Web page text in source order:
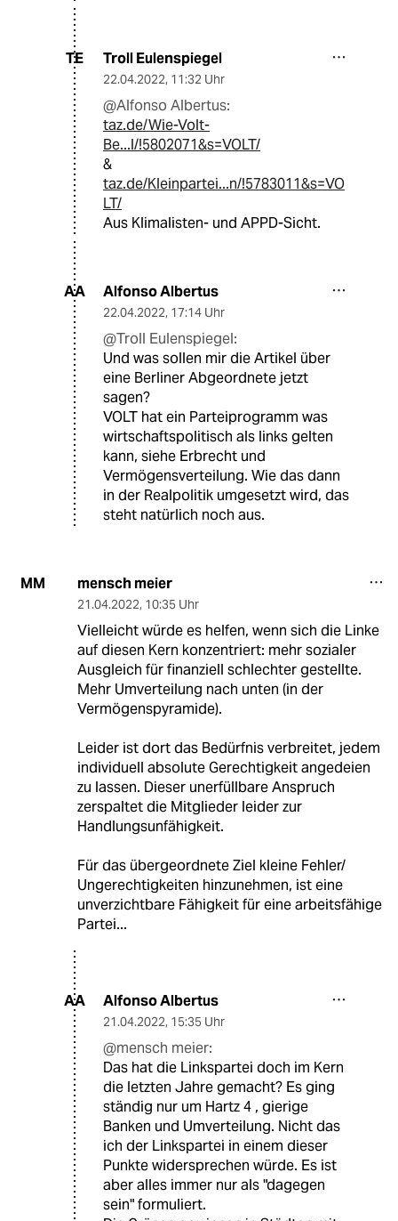
TE Troll Eulenspiegel
22.04.2022, 11:32 Uhr
@Alfonso Albertus:
taz.de/Wie-Volt-
Be...l/!5802071&s=VOLT/
&
taz.de/Kleinpartei...n/!5783011&s=VO
LT/
Aus Klimalisten- und APPD-Sicht.
AA Alfonso Albertus
22.04.2022, 17:14 Uhr
@Troll Eulenspiegel:
Und was sollen mir die Artikel über
eine Berliner Abgeordnete jetzt
sagen?
VOLT hat ein Parteiprogramm was
wirtschaftspolitisch als links gelten
kann, siehe Erbrecht und
Vermögensverteilung. Wie das dann
in der Realpolitik umgesetzt wird, das
steht natürlich noch aus.
MM mensch meier
21.04.2022, 10:35 Uhr
Vielleicht würde es helfen, wenn sich die Linke
auf diesen Kern konzentriert: mehr sozialer
Ausgleich für finanziell schlechter gestellte.
Mehr Umverteilung nach unten (in der
Vermögenspyramide).
Leider ist dort das Bedürfnis verbreitet, jedem
individuell absolute Gerechtigkeit angedeien
zu lassen. Dieser unerfüllbare Anspruch
zerspaltet die Mitglieder leider zur
Handlungsunfähigkeit.
Für das übergeordnete Ziel kleine Fehler/
Ungerechtigkeiten hinzunehmen, ist eine
unverzichtbare Fähigkeit für eine arbeitsfähige
Partei...
AA Alfonso Albertus
21.04.2022, 15:35 Uhr
@mensch meier:
Das hat die Linkspartei doch im Kern
die letzten Jahre gemacht? Es ging
ständig nur um Hartz 4 , gierige
Banken und Umverteilung. Nicht das
ich der Linkspartei in einem dieser
Punkte widersprechen würde. Es ist
aber alles immer nur als "dagegen
sein" formuliert.